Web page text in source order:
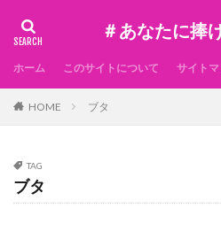
＃あなたに捧
ホーム このサイトについて サイト
HOME ブタ
TAG
ブタ